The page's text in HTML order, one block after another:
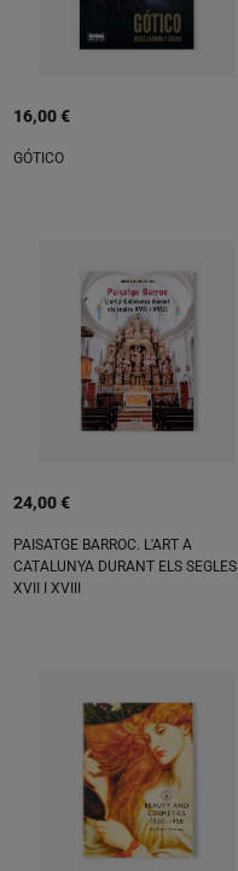
16,00 €
GÓTICO
24,00 €
PAISATGE BARROC. L'ART A
CATALUNYA DURANT ELS SEGLES
XVII I XVIII